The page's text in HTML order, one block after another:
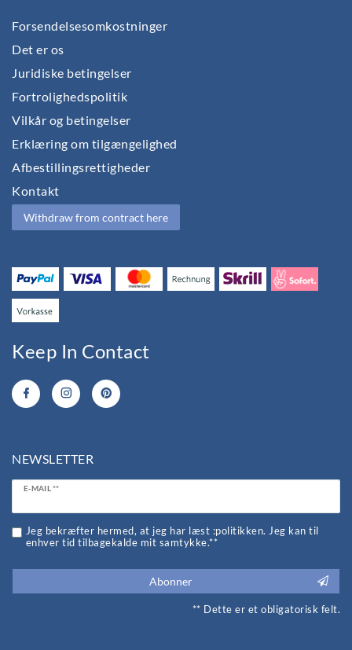
Forsendelsesomkostninger
Det er os
Juridiske betingelser
Fortrolighedspolitik
Vilkår og betingelser
Erklæring om tilgængelighed
Afbestillingsrettigheder
Kontakt
Withdraw from contract here
Keep In Contact
NEWSLETTER
E-MAIL **
Ceres::Template.newsletterHoneypotLabel
Jeg bekræfter hermed, at jeg har læst :politikken. Jeg kan til
enhver tid tilbagekalde mit samtykke.**
Abonner
** Dette er et obligatorisk felt.